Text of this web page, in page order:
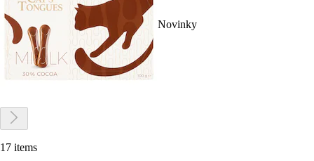
Novinky
17 items